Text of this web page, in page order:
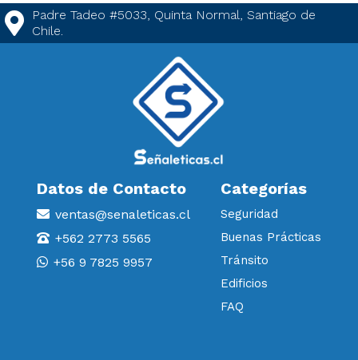
Padre Tadeo #5033, Quinta Normal, Santiago de
Chile.
Datos de Contacto
ventas@senaleticas.cl
+562 2773 5565
+56 9 7825 9957
Categorías
Seguridad
Buenas Prácticas
Tránsito
Edificios
FAQ